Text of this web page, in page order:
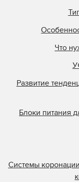
Что
Развитие
Блоки питания
Системы